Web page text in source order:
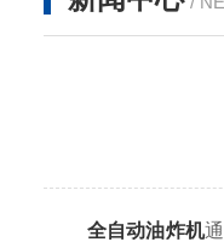
全自动油炸机